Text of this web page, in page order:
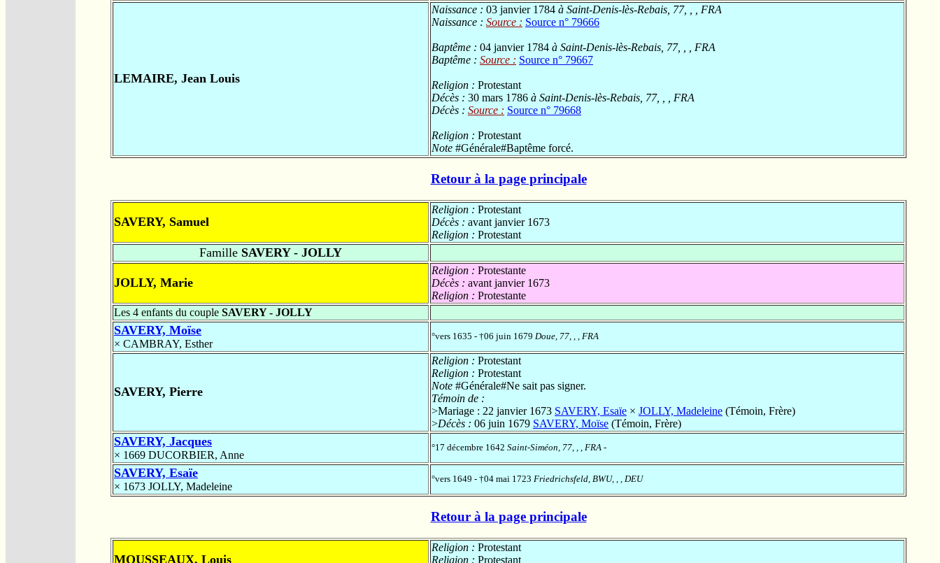
LEMAIRE, Jean Louis
Naissance : 03 janvier 1784 à Saint-Denis-lès-Rebais, 77, , , FRA
Naissance : Source : Source n° 79666
Baptême : 04 janvier 1784 à Saint-Denis-lès-Rebais, 77, , , FRA
Baptême : Source : Source n° 79667
Religion : Protestant
Décès : 30 mars 1786 à Saint-Denis-lès-Rebais, 77, , , FRA
Décès : Source : Source n° 79668
Religion : Protestant
Note #Générale#Baptême forcé.
Retour à la page principale
SAVERY, Samuel
Religion : Protestant
Décès : avant janvier 1673
Religion : Protestant
Famille SAVERY - JOLLY
JOLLY, Marie
Religion : Protestante
Décès : avant janvier 1673
Religion : Protestante
Les 4 enfants du couple SAVERY - JOLLY
SAVERY, Moïse
× CAMBRAY, Esther
°vers 1635 - †06 juin 1679 Doue, 77, , , FRA
SAVERY, Pierre
Religion : Protestant
Religion : Protestant
Note #Générale#Ne sait pas signer.
Témoin de :
>Mariage : 22 janvier 1673 SAVERY, Esaïe × JOLLY, Madeleine (Témoin, Frère)
>Décès : 06 juin 1679 SAVERY, Moïse (Témoin, Frère)
SAVERY, Jacques
× 1669 DUCORBIER, Anne
°17 décembre 1642 Saint-Siméon, 77, , , FRA -
SAVERY, Esaïe
× 1673 JOLLY, Madeleine
°vers 1649 - †04 mai 1723 Friedrichsfeld, BWU, , , DEU
Retour à la page principale
MOUSSEAUX, Louis
Religion : Protestant
Religion : Protestant